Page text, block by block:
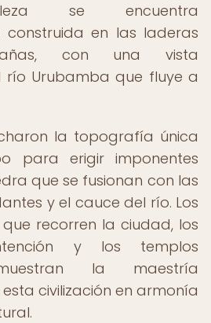
se encuentra
construida en las laderas
con una vista
río Urubamba que fluye a
la topografía única
para erigir imponentes
que se fusionan con las
y el cauce del río. Los
recorren la ciudad, los
y los templos
la maestría
civilización en armonía